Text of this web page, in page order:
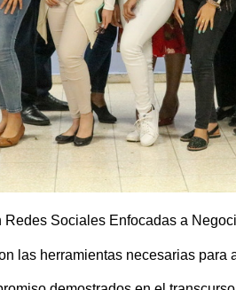
Sociales Enfocadas a
las herramientas necesarias